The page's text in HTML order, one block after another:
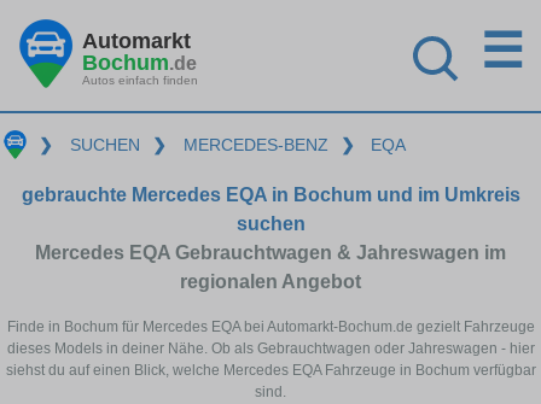
Automarkt
Bochum.de
Autos einfach finden
☰
❯ SUCHEN ❯ MERCEDES-BENZ ❯ EQA
gebrauchte Mercedes EQA in Bochum und im Umkreis
suchen
Mercedes EQA Gebrauchtwagen & Jahreswagen im
regionalen Angebot
Finde in Bochum für Mercedes EQA bei Automarkt-Bochum.de gezielt Fahrzeuge
dieses Models in deiner Nähe. Ob als Gebrauchtwagen oder Jahreswagen - hier
siehst du auf einen Blick, welche Mercedes EQA Fahrzeuge in Bochum verfügbar
sind.